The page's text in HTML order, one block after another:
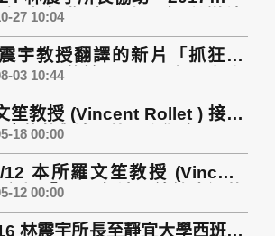
今年焦點影人：智利導演
的口譯人員
27 10:04
宇教授翻譯的新片「抓狂酒
bar)將於8月11日在全台上
請參考「台鋁」跟「義大國賓
03 10:44
笙教授 (Vincent Rollet ) 接受
龍將與法國共同強化歐盟
18 00:00
12 本所羅文笙教授 (Vincent
加「2017年法國總統大選的
」（The impacts of 2017
Election）
12 00:00
林震宇所長至靜宜大學西班牙